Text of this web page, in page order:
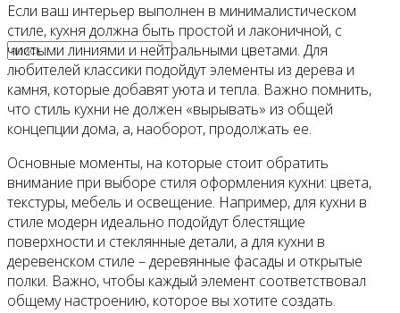
Если ваш интерьер выполнен в минималистическом
стиле, кухня должна быть простой и лаконичной, с
чистыми линиями и нейтральными цветами. Для
любителей классики подойдут элементы из дерева и
камня, которые добавят уюта и тепла. Важно помнить,
что стиль кухни не должен «вырывать» из общей
концепции дома, а, наоборот, продолжать ее.
Основные моменты, на которые стоит обратить
внимание при выборе стиля оформления кухни: цвета,
текстуры, мебель и освещение. Например, для кухни в
стиле модерн идеально подойдут блестящие
поверхности и стеклянные детали, а для кухни в
деревенском стиле – деревянные фасады и открытые
полки. Важно, чтобы каждый элемент соответствовал
общему настроению, которое вы хотите создать.